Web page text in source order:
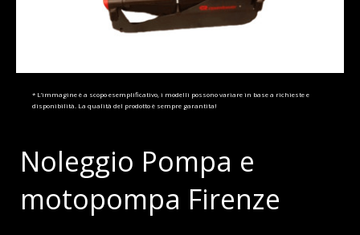
Noleggio Pompa e
motopompa Firenze
* L’immagine è a scopo esemplificativo, i modelli possono variare in base a richieste e
disponibilità. La qualità del prodotto è sempre garantita!